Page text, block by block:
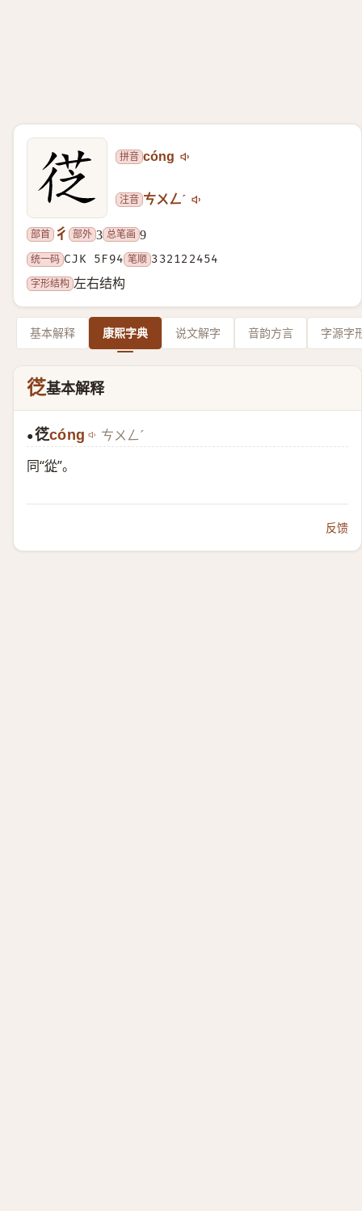
拼音 cóng
注音 ㄘㄨㄥˊ
部首 彳 部外 3 总笔画 9
统一码 CJK 5F94 笔顺 332122454
字形结构 左右结构
基本解释 康熙字典 说文解字 音韵方言 字源字
徔基本解释
●徔cóng ㄘㄨㄥˊ
同“從”。
反馈